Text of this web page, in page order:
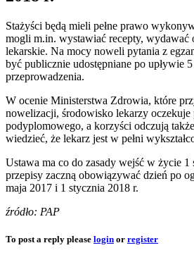
Stażyści będą mieli pełne prawo
mogli m.in. wystawiać recepty, wydawać
lekarskie. Na mocy noweli pytania z
być publicznie udostępniane po upływie 5
W ocenie Ministerstwa Zdrowia, które
nowelizacji, środowisko lekarzy oczekuje
podyplomowego, a korzyści odczują
Ustawa ma co do zasady wejść w życie 1
przepisy zaczną obowiązywać dzień po